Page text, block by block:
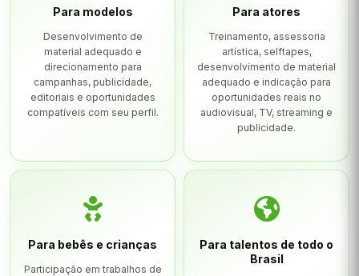
Para modelos
Desenvolvimento de
material adequado e
direcionamento para
campanhas, publicidade,
editoriais e oportunidades
compatíveis com seu perfil.
Para atores
Treinamento, assessoria
artística, selftapes,
desenvolvimento de material
adequado e indicação para
oportunidades reais no
audiovisual, TV, streaming e
publicidade.
Para bebês e crianças
Participação em trabalhos de
Para talentos de todo o
Brasil